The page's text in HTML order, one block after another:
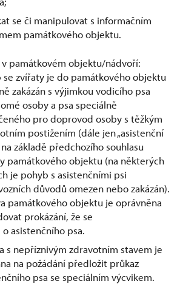
se či manipulovat s informačním
památkového objektu.
v památkovém objektu/nádvoří:
se zvířaty je do památkového objektu
zakázán s výjimkou vodicího psa
osoby a psa speciálně
pro doprovod osoby s těžkým
postižením (dále jen „asistenční
na základě předchozího souhlasu
památkového objektu (na některých
je pohyb s asistenčními psi
důvodů omezen nebo zakázán).
památkového objektu je oprávněna
prokázání, že se
o asistenčního psa.
s nepříznivým zdravotním stavem je
na požádání předložit průkaz
psa se speciálním výcvikem.